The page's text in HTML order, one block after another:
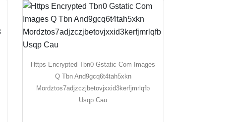
Https Encrypted Tbn0 Gstatic Com Images
Q Tbn And9gcq6t4tah5xkn
Mordztos7adjzczjbetovjxxid3kerfjmrlqfb
Usqp Cau